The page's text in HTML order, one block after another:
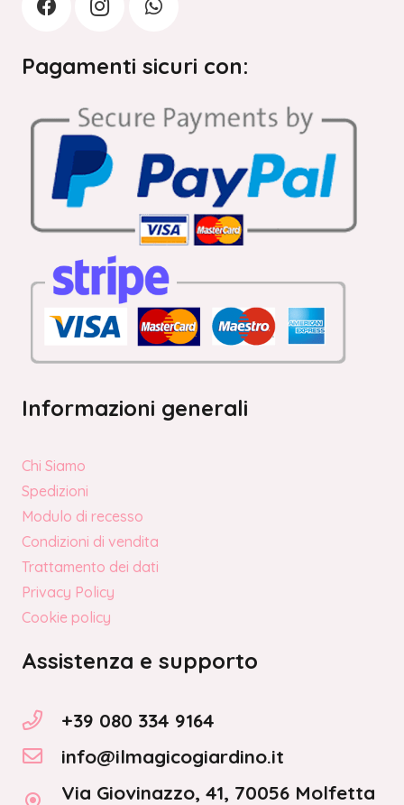
Pagamenti sicuri con:
Informazioni generali
Chi Siamo
Spedizioni
Modulo di recesso
Condizioni di vendita
Trattamento dei dati
Privacy Policy
Cookie policy
Assistenza e supporto
+39 080 334 9164
info@ilmagicogiardino.it
Via Giovinazzo, 41, 70056 Molfetta